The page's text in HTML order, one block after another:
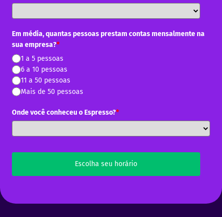
Em média, quantas pessoas prestam contas mensalmente na
sua empresa?*
1 a 5 pessoas
6 a 10 pessoas
11 a 50 pessoas
Mais de 50 pessoas
Onde você conheceu o Espresso?*
Escolha seu horário